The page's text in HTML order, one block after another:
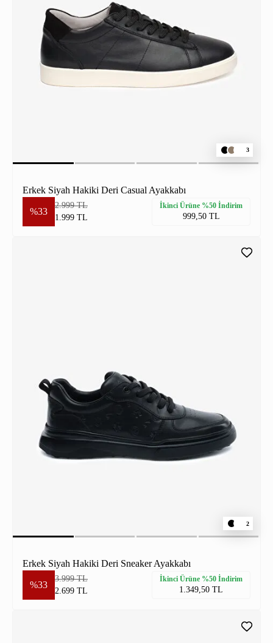
3
Erkek Siyah Hakiki Deri Casual Ayakkabı
%33
2.999 TL
1.999 TL
İkinci Ürüne %50 İndirim
999,50 TL
2
Erkek Siyah Hakiki Deri Sneaker Ayakkabı
%33
3.999 TL
2.699 TL
İkinci Ürüne %50 İndirim
1.349,50 TL